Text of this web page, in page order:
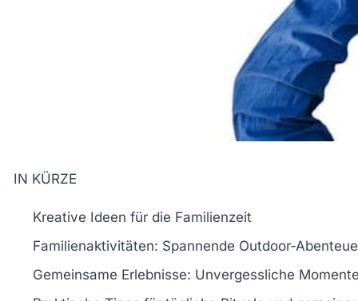
IN KÜRZE
Kreative Ideen für die Familienzeit
Familienaktivitäten: Spannende Outdoor-
Gemeinsame Erlebnisse: Unvergessliche